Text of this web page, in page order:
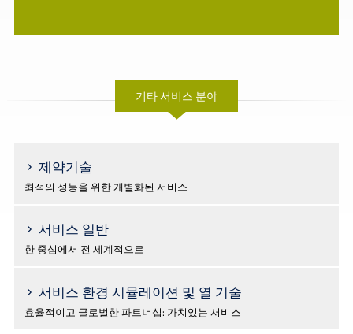
기타 서비스 분야
제약기술
최적의 성능을 위한 개별화된 서비스
서비스 일반
한 중심에서 전 세계적으로
서비스 환경 시뮬레이션 및 열 기술
효율적이고 글로벌한 파트너십: 가치있는 서비스